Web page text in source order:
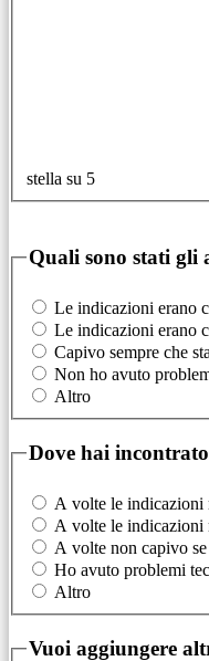
stella su 5
Quali sono stati gli
Le indicazioni erano
Le indicazioni erano
Capivo sempre che
Non ho avuto
Altro
Dove hai
A volte le indicazioni
A volte le indicazioni
A volte non capivo
Ho avuto problemi
Altro
Vuoi aggiungere